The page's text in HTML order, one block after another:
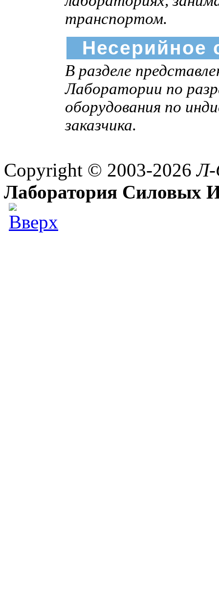
транспортом.
Несерийное
В разделе
Лаборатории по
оборудования по
заказчика.
Copyright © 2003-2026
Лаборатория Силовых